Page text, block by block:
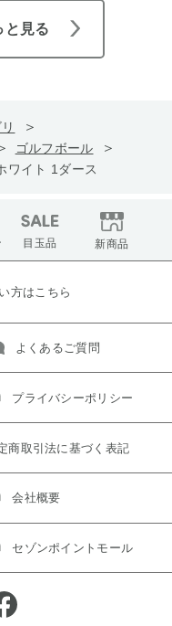
と見る
ゴルフボール
ワイト 1ダース
目玉品 新商品
方はこちら
よくあるご質問
プライバシーポリシー
商取引法に基づく表記
会社概要
セゾンポイントモール